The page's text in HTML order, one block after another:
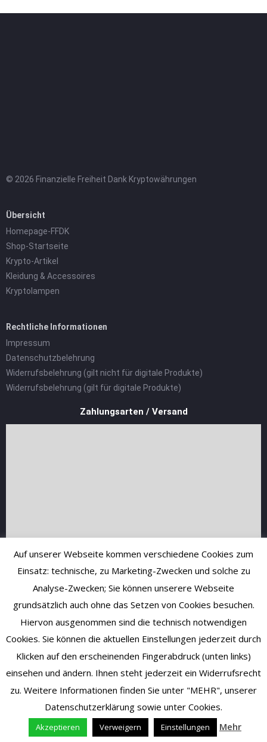
© 2026 Finanzielle Freiheit Dank Kryptowährungen
Übersicht
Homepage-FFDK
Shop-Startseite
Krypto-Artikel
Kleidung & Accessoires
Kryptolampen
Rechtliche Informationen
Impressum
Datenschutzbelehrung
Widerrufsbelehrung (gilt nicht für digitale Produkte)
Widerrufsbelehrung (gilt für digitale Produkte)
Zahlungsarten / Versand
Vertrag widerrufen
Auf unserer Webseite kommen verschiedene Cookies zum
Einsatz: technische, zu Marketing-Zwecken und solche zu
Analyse-Zwecken; Sie können unserere Webseite
grundsätzlich auch ohne das Setzen von Cookies besuchen.
Hiervon ausgenommen sind die technisch notwendigen
Cookies. Sie können die aktuellen Einstellungen jederzeit durch
Klicken auf den erscheinenden Fingerabdruck (unten links)
einsehen und ändern. Ihnen steht jederzeit ein Widerrufsrecht
zu. Weitere Informationen finden Sie unter "MEHR", unserer
Datenschutzerklärung sowie unter Cookies.
Akzeptieren Verweigern Einstellungen Mehr